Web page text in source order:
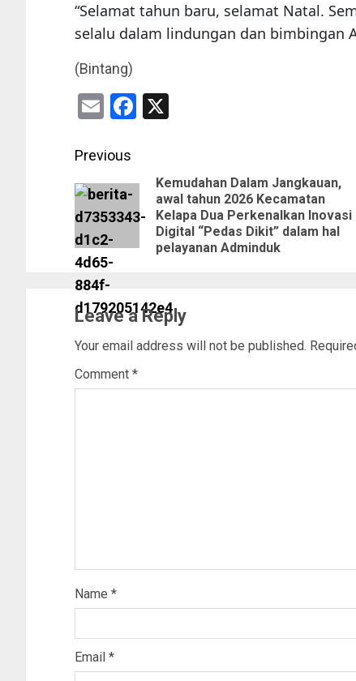
“Selamat tahun baru, selamat Natal.
selalu dalam lindungan dan bimbingan
(Bintang)
EmailFacebook
Previous
Kemudahan Dalam Jangkauan,
awal tahun 2026 Kecamatan
Kelapa Dua Perkenalkan Inovasi
Digital “Pedas Dikit” dalam hal
pelayanan Adminduk
Leave a Reply
Your email address will not be published.
Comment *
Name *
Email *